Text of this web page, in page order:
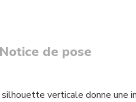
Notice de pose
verticale donne une